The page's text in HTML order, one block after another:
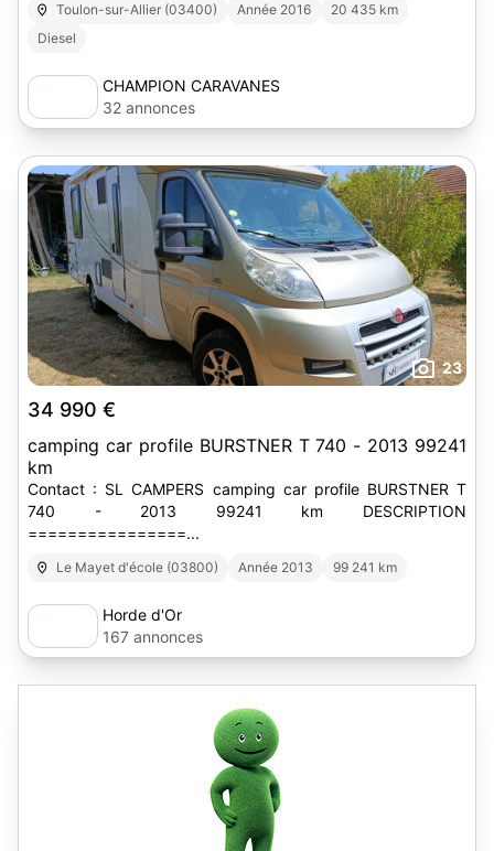
Toulon-sur-Allier (03400) Année 2016
20 435 km
Diesel
CHAMPION CARAVANES
32 annonces
23
34 990 €
camping car profile BURSTNER T 740 - 2013 99241
km
Contact : SL CAMPERS camping car profile BURSTNER T
740 - 2013 99241 km DESCRIPTION
================...
Le Mayet d'école (03800) Année 2013 99 241 km
Horde d'Or
167 annonces